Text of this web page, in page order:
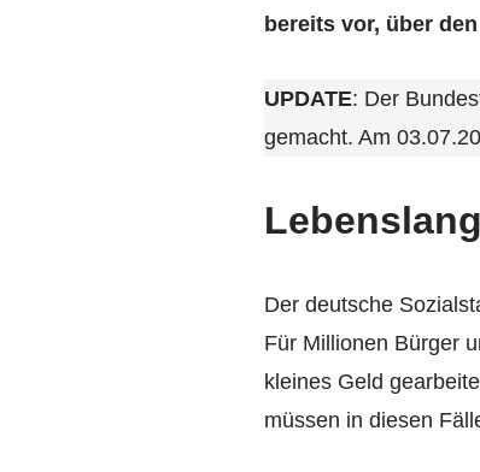
bereits vor, über
UPDATE: Der
gemacht. Am
Der deutsche
Für Millionen Bürger
kleines Geld
müssen in diesen